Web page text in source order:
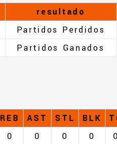
resultado
Partidos Perdidos
Partidos Ganados
REB AST STL BLK
0 0 0 0